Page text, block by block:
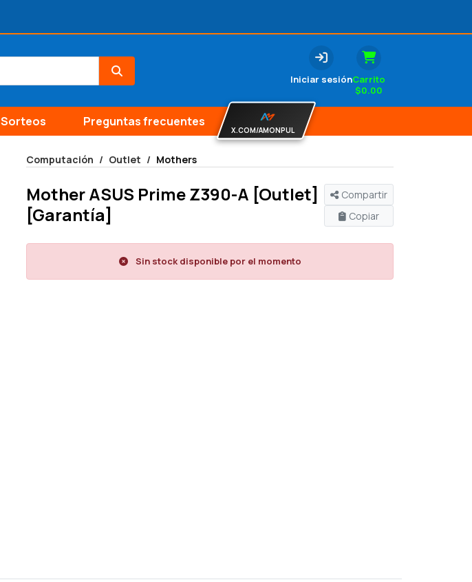
Iniciar sesiónCarrito
$0.00
Sorteos Preguntas frecuentes
X.COM/AMONPUL
Computación Outlet Mothers
Mother ASUS Prime Z390-A [Outlet]
[Garantía]
Compartir
Copiar
Sin stock disponible por el momento